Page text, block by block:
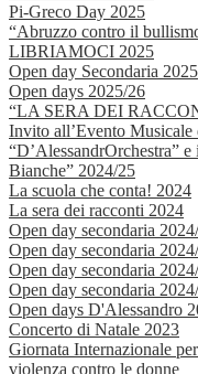
Pi-Greco Day 2025
“Abruzzo contro il
LIBRIAMOCI 2025
Open day Secondaria 2025
Open days 2025/26
“LA SERA DEI
Invito all’Evento Musicale
“D’AlessandrOrchestra”
Bianche” 2024/25
La scuola che conta! 2024
La sera dei racconti 2024
Open day secondaria
Open day secondaria
Open day secondaria
Open day secondaria
Open days D'Alessandro
Concerto di Natale 2023
Giornata Internazionale
violenza contro le donne